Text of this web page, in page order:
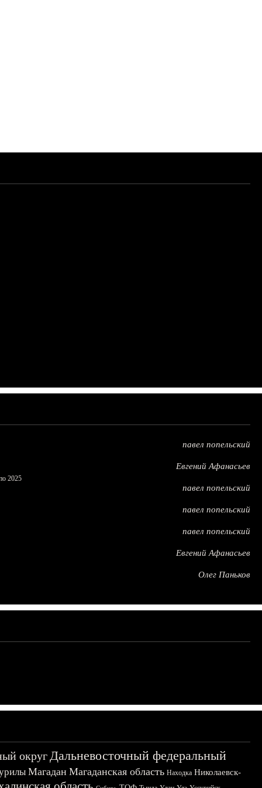
павел попельский
Евгений Афанасьев
2025
павел попельский
павел попельский
павел попельский
Евгений Афанасьев
Олег Паньков
округДальневосточный федеральный
Магадан Магаданская область Находка Николаевск-